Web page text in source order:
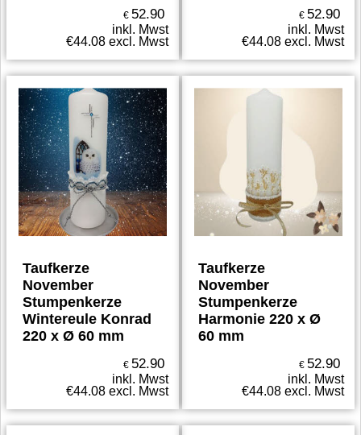
€ 52.90
inkl. Mwst
€44.08 excl. Mwst
€ 52.90
inkl. Mwst
€44.08 excl. Mwst
Taufkerze
November
Stumpenkerze
Wintereule Konrad
220 x Ø 60 mm
€ 52.90
inkl. Mwst
€44.08 excl. Mwst
Taufkerze
November
Stumpenkerze
Harmonie 220 x Ø
60 mm
€ 52.90
inkl. Mwst
€44.08 excl. Mwst